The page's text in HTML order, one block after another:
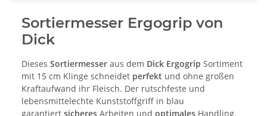
Sortiermesser Ergogrip von
Dick
Dieses Sortiermesser aus dem Dick Ergogrip Sortiment
mit 15 cm Klinge schneidet perfekt und ohne großen
Kraftaufwand ihr Fleisch. Der rutschfeste und
lebensmittelechte Kunststoffgriff in blau
garantiert sicheres Arbeiten und optimales Handling.